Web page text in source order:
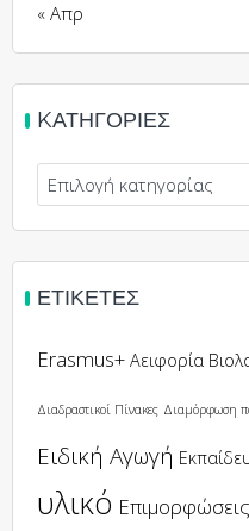
« Απρ
KΑΤΗΓΟΡΊΕΣ
ΕΤΙΚΈΤΕΣ
Erasmus+ Αειφορία
Διαδραστικοί Πίνακες Διαμόρφωση
Ειδική Αγωγή
υλικό Επιμορφώσεις